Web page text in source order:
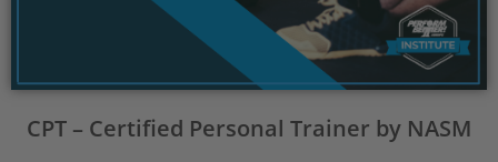
CPT – Certified Personal Trainer by NASM